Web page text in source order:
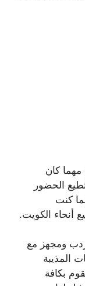
كان
الحضور
كنت
أنحاء الكويت.
ومجهز مع
المذيبة
بكافة